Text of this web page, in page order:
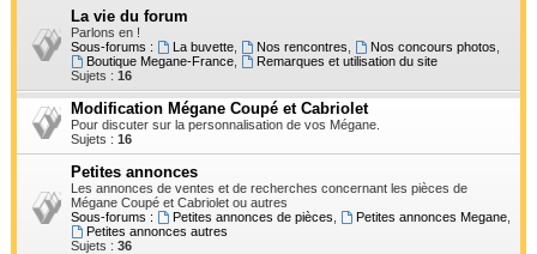
La vie du forum
Parlons en !
Sous-forums :
La buvette, Nos rencontres Nos concours photos
Boutique Megane-France,
Remarques et utilisation du site
Sujets : 16
Modification Mégane Coupé et Cabriolet
Pour discuter sur la personnalisation de vos Mégane.
Sujets : 16
Petites annonces
Les annonces de ventes et de recherches concernant les pièces de
Mégane Coupé et Cabriolet ou autres
Sous-forums :
Petites annonces de pièces Petites annonces Megane,
Petites annonces autres
Sujets : 36